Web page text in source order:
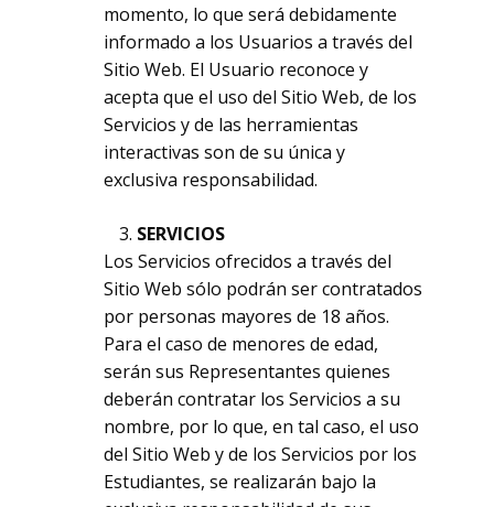
momento, lo que será debidamente
informado a los Usuarios a través del
Sitio Web. El Usuario reconoce y
acepta que el uso del Sitio Web, de los
Servicios y de las herramientas
interactivas son de su única y
exclusiva responsabilidad.
SERVICIOS
Los Servicios ofrecidos a través del
Sitio Web sólo podrán ser contratados
por personas mayores de 18 años.
Para el caso de menores de edad,
serán sus Representantes quienes
deberán contratar los Servicios a su
nombre, por lo que, en tal caso, el uso
del Sitio Web y de los Servicios por los
Estudiantes, se realizarán bajo la